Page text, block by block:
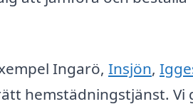
Ingarö, Insjön,
hemstädningstjänst. Vi